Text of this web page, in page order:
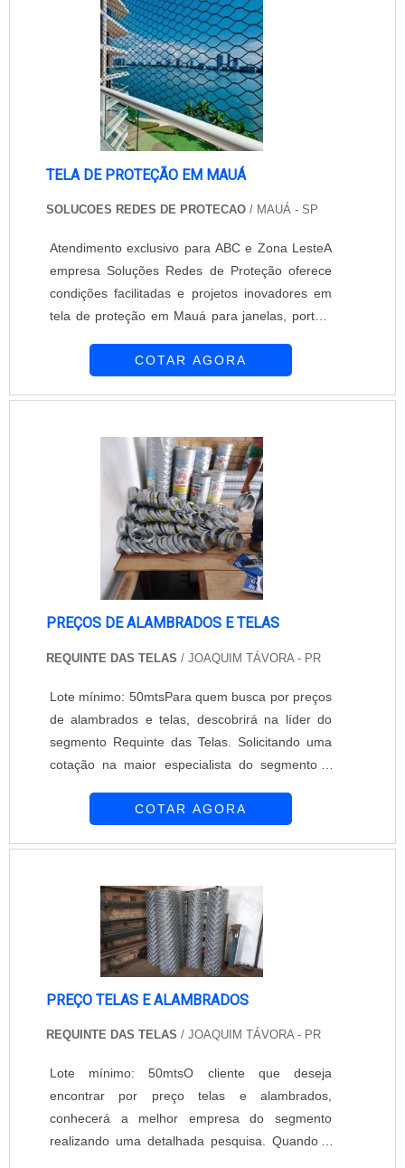
TELA DE PROTEÇÃO EM MAUÁ
SOLUCOES REDES DE PROTECAO / MAUÁ - SP
Atendimento exclusivo para ABC e Zona LesteA
empresa Soluções Redes de Proteção oferece
condições facilitadas e projetos inovadores em
tela de proteção em Mauá para janelas, portas,
poliesportivas, entre outros. Os serviços de
de um conceito inovador que reúne qualidade ...
COTAR AGORA
PREÇOS DE ALAMBRADOS E TELAS
REQUINTE DAS TELAS / JOAQUIM TÁVORA - PR
Lote mínimo: 50mtsPara quem busca por preços
de alambrados e telas, descobrirá na líder do
segmento Requinte das Telas. Solicitando uma
cotação na maior especialista do segmento e
área de atuação.É importante lembrar que o
especializadas. Esse tipo de cuidado ajuda a
materiais, além de evitar prejuízos com subst...
COTAR AGORA
PREÇO TELAS E ALAMBRADOS
REQUINTE DAS TELAS / JOAQUIM TÁVORA - PR
Lote mínimo: 50mtsO cliente que deseja
encontrar por preço telas e alambrados,
conhecerá a melhor empresa do segmento
realizando uma detalhada pesquisa. Quando o